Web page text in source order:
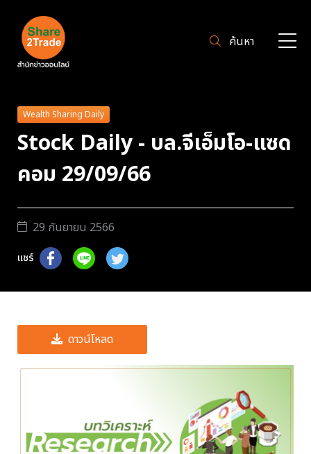
ค้นหา
Wealth Sharing Daily
Stock Daily - บล.จีเอ็มโอ-แซด
คอม 29/09/66
29 กันยายน 2566
แชร์
ดาวน์โหลด